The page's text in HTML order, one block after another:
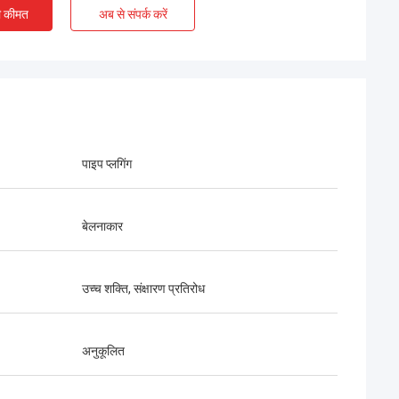
कीमत अब से संपर्क करें
पाइप प्लगिंग
बेलनाकार
उच्च शक्ति, संक्षारण प्रतिरोध
अनुकूलित